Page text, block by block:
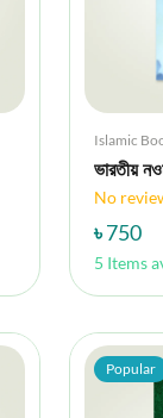
Islamic
ভারতীয়
No
৳ 750
5 Items
Popular